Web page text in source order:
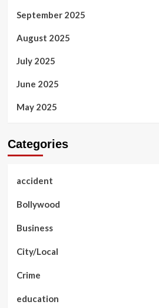
September 2025
August 2025
July 2025
June 2025
May 2025
Categories
accident
Bollywood
Business
City/Local
Crime
education